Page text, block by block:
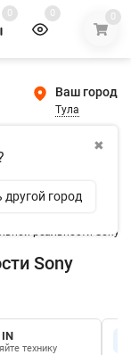
0 0 0
Ваш город
Тула
✖
город
в
реальности Sony
Sony
технику